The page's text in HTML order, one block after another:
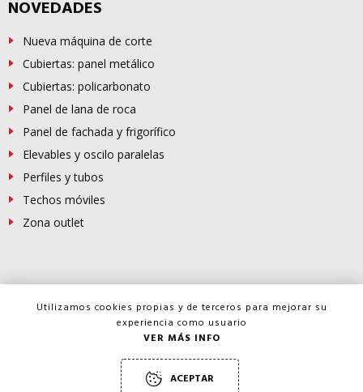
NOVEDADES
Nueva máquina de corte
Cubiertas: panel metálico
Cubiertas: policarbonato
Panel de lana de roca
Panel de fachada y frigorífico
Elevables y oscilo paralelas
Perfiles y tubos
Techos móviles
Zona outlet
© Copyright - FERROSUR2026
Política de privacidad
Ley de cookies
Utilizamos cookies propias y de terceros para mejorar su
experiencia como usuario
VER MÁS INFO
ACEPTAR